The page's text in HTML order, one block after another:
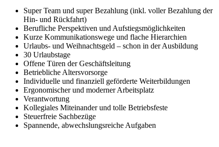
Super Team und super Bezahlung (inkl. voller Bezahlung der
Hin- und Rückfahrt)
Berufliche Perspektiven und Aufstiegsmöglichkeiten
Kurze Kommunikationswege und flache Hierarchien
Urlaubs- und Weihnachtsgeld – schon in der Ausbildung
30 Urlaubstage
Offene Türen der Geschäftsleitung
Betriebliche Altersvorsorge
Individuelle und finanziell geförderte Weiterbildungen
Ergonomischer und moderner Arbeitsplatz
Verantwortung
Kollegiales Miteinander und tolle Betriebsfeste
Steuerfreie Sachbezüge
Spannende, abwechslungsreiche Aufgaben